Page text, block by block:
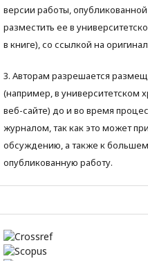
версии работы,
разместить ее в
в книге), со ссылкой на
3. Авторам разрешается
(например, в университетском
веб-сайте) до и во время
журналом, так как это может
обсуждению, а также к
опубликованную работу.